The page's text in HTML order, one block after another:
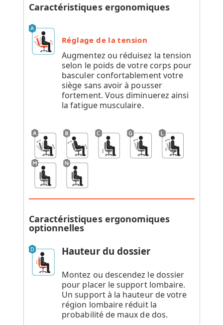
Caractéristiques ergonomiques
Réglage de la tension
Augmentez ou réduisez la tension
selon le poids de votre corps pour
basculer confortablement votre
siège sans avoir à pousser
fortement. Vous diminuerez ainsi
la fatigue musculaire.
Caractéristiques ergonomiques
optionnelles
Hauteur du dossier
Montez ou descendez le dossier
pour placer le support lombaire.
Un support à la hauteur de votre
région lombaire réduit la
probabilité de maux de dos.